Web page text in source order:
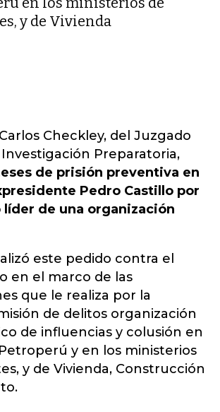
y de Vivienda
Checkley, del Juzgado
Preparatoria,
de prisión preventiva en
Pedro Castillo por
líder de una organización
este pedido contra el
en el marco de las
que le realiza por la
de delitos organización
de influencias y colusión en
Petroperú y en los ministerios
y de Vivienda, Construcción